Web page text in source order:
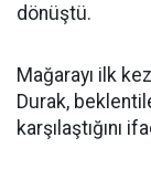
dönüştü.
Mağarayı ilk
Durak,
karşılaştığını